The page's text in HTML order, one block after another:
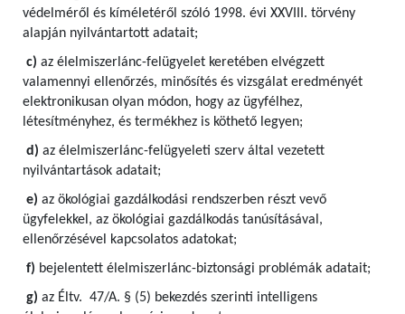
védelméről és kíméletéről szóló 1998. évi XXVIII. törvény
alapján nyilvántartott adatait;
c) az élelmiszerlánc-felügyelet keretében elvégzett
valamennyi ellenőrzés, minősítés és vizsgálat eredményét
elektronikusan olyan módon, hogy az ügyfélhez,
létesítményhez, és termékhez is köthető legyen;
d) az élelmiszerlánc-felügyeleti szerv által vezetett
nyilvántartások adatait;
e) az ökológiai gazdálkodási rendszerben részt vevő
ügyfelekkel, az ökológiai gazdálkodás tanúsításával,
ellenőrzésével kapcsolatos adatokat;
f) bejelentett élelmiszerlánc-biztonsági problémák adatait;
g) az Éltv. 47/A. § (5) bekezdés szerinti intelligens